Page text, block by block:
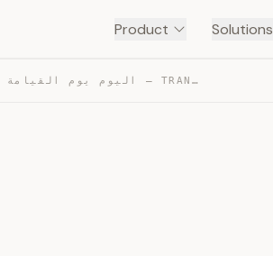
Product Solutions
اليوم يوم القيامة – الأب بيتر حنا — TRANSCRIPT